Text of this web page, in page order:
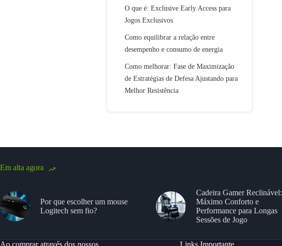
O que é: Exclusive Early Access para
Jogos Exclusivos
Como equilibrar a relação entre
desempenho e consumo de energia
Como melhorar: Fase de Maximização
de Estratégias de Defesa Ajustando para
Melhor Resistência
Em alta agora
Por que escolher um mouse
Logitech sem fio?
Cadeira Gamer Reclinável:
Máximo Conforto e
Performance para Longas
Sessões de Jogo